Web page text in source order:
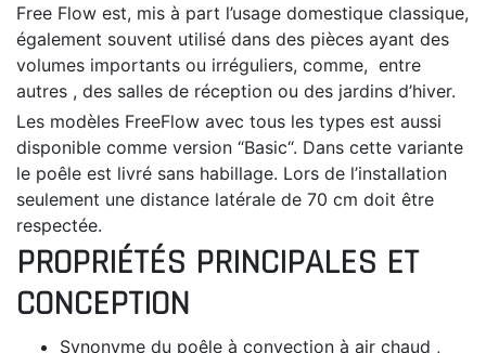
Free Flow est, mis à part l’usage domestique classique,
également souvent utilisé dans des pièces ayant des
volumes importants ou irréguliers, comme, entre
autres , des salles de réception ou des jardins d’hiver.
Les modèles FreeFlow avec tous les types est aussi
disponible comme version “Basic“. Dans cette variante
le poêle est livré sans habillage. Lors de l’installation
seulement une distance latérale de 70 cm doit être
respectée.
PROPRIÉTÉS PRINCIPALES ET
CONCEPTION
Synonyme du poêle à convection à air chaud ,